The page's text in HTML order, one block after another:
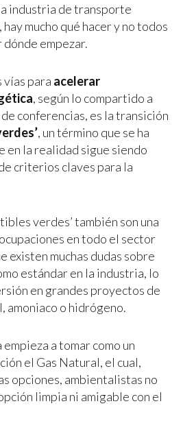
industria de transporte
mucho qué hacer y no todos
empezar.
vías para acelerar
, según lo compartido a
conferencias, es la transición
, un término que se ha
en la realidad sigue siendo
criterios claves para la
verdes’ también son una
en todo el sector
existen muchas dudas sobre
estándar en la industria, lo
en grandes proyectos de
amoniaco o hidrógeno.
a tomar como un
el Gas Natural, el cual,
opciones, ambientalistas no
limpia ni amigable con el